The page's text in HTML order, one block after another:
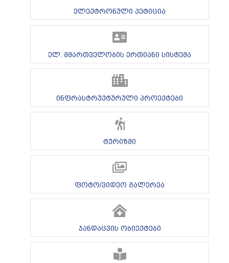
ელექტრონული პეტიცია
ელ. მმართველობის ერთიანი სისტემა
ინფრასტრუქტურული პროექტები
ტურიზმი
ფოტო/ვიდეო გალერეა
ჯანდაცვის ობიექტები